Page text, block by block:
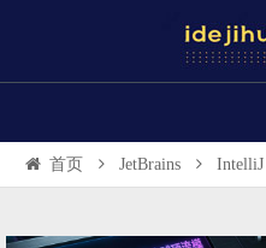
首页 JetBrains